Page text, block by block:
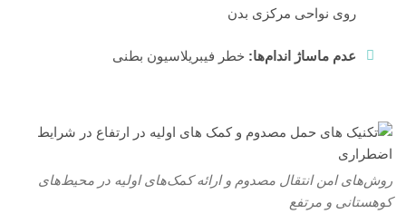
روی نواحی مرکزی بدن
عدم ماساژ اندام‌ها: خطر فیبریلاسیون بطنی
روش‌های امن انتقال مصدوم و ارائه کمک‌های اولیه در محیط‌های
کوهستانی و مرتفع